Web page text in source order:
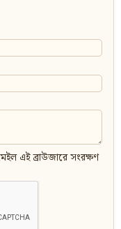
এই ব্রাউজারে সংরক্ষণ